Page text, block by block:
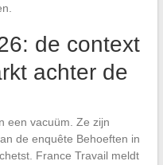
de context
achter de
een vacuüm. Ze zijn
de enquête Behoeften in
France Travail meldt